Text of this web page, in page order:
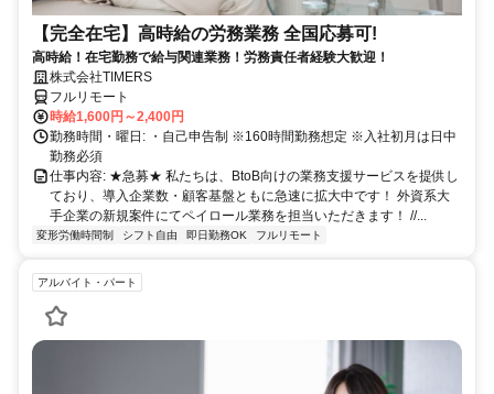
【完全在宅】高時給の労務業務 全国応募可!
高時給！在宅勤務で給与関連業務！労務責任者経験大歓迎！
株式会社TIMERS
フルリモート
時給1,600円～2,400円
勤務時間・曜日: ・自己申告制 ※160時間勤務想定 ※入社初月は日中
勤務必須
仕事内容: ★急募★ 私たちは、BtoB向けの業務支援サービスを提供し
ており、導入企業数・顧客基盤ともに急速に拡大中です！ 外資系大
手企業の新規案件にてペイロール業務を担当いただきます！ //...
変形労働時間制 シフト自由 即日勤務OK フルリモート
アルバイト・パート